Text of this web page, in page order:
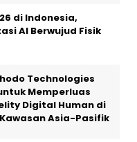
di Indonesia,
AI Berwujud Fisik
Technologies
Memperluas
Digital Human di
Asia-Pasifik